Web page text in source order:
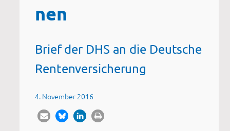
nen
Brief der DHS an die Deutsche
Rentenversicherung
4. November 2016